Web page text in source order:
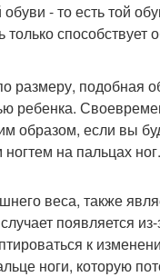
- то есть той
способствует
размеру, подобная
ребенка.
образом, если вы
на пальцах ног.
веса, также
появляется из-
к
ноги, которую